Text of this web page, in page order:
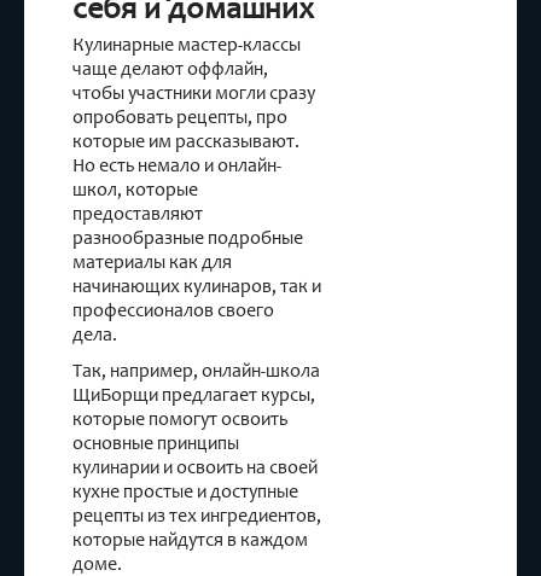
себя и домашних
Кулинарные мастер-классы
чаще делают оффлайн,
чтобы участники могли сразу
опробовать рецепты, про
которые им рассказывают.
Но есть немало и онлайн-
школ, которые
предоставляют
разнообразные подробные
материалы как для
начинающих кулинаров, так и
профессионалов своего
дела.
Так, например, онлайн-школа
ЩиБорщи предлагает курсы,
которые помогут освоить
основные принципы
кулинарии и освоить на своей
кухне простые и доступные
рецепты из тех ингредиентов,
которые найдутся в каждом
доме.